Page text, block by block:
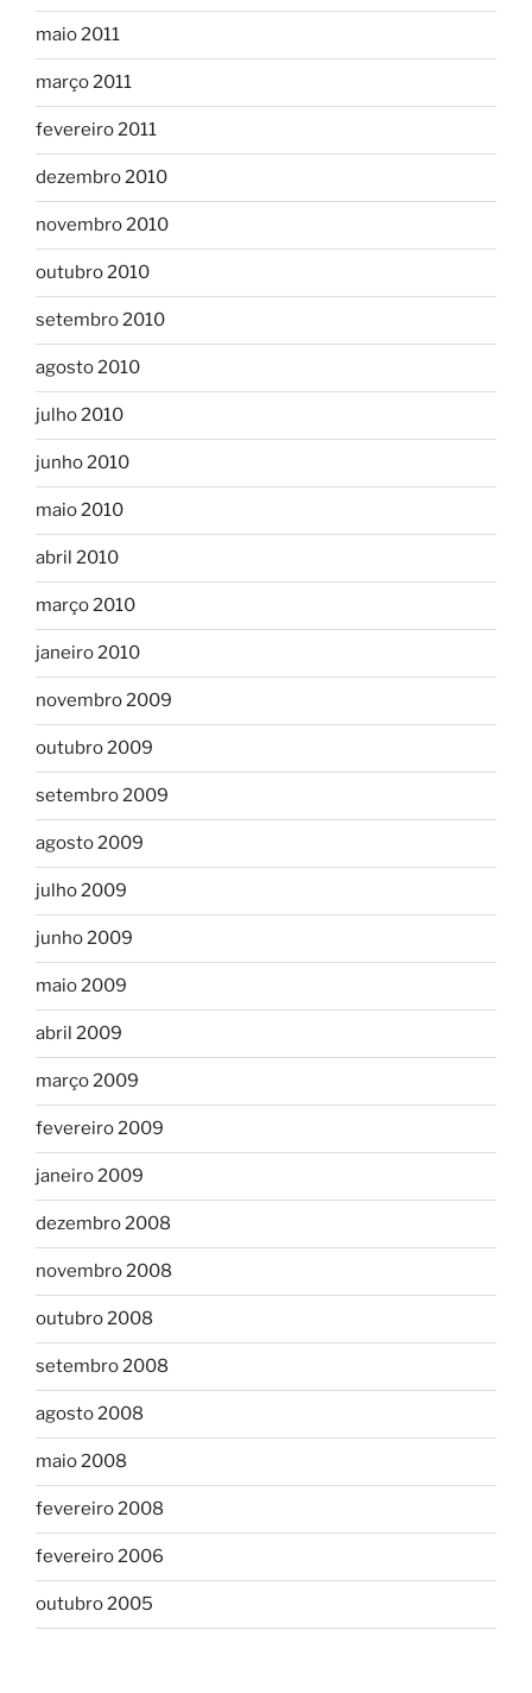
maio 2011
março 2011
fevereiro 2011
dezembro 2010
novembro 2010
outubro 2010
setembro 2010
agosto 2010
julho 2010
junho 2010
maio 2010
abril 2010
março 2010
janeiro 2010
novembro 2009
outubro 2009
setembro 2009
agosto 2009
julho 2009
junho 2009
maio 2009
abril 2009
março 2009
fevereiro 2009
janeiro 2009
dezembro 2008
novembro 2008
outubro 2008
setembro 2008
agosto 2008
maio 2008
fevereiro 2008
fevereiro 2006
outubro 2005